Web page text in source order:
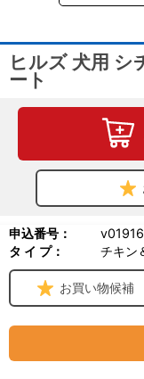
が、ヒルズ プリスク
収に優れた原材料と加
（14kg以下）のスト
た、このシチュー缶は
製品の特長：加水分解
アクティブバイオーム
オメガ-3脂肪酸含有、
ミネラルを調整
ペットにとってのメリ
康的な消化と便をサポ
腸内の善玉菌を増やし
長期給与で健康をサポ
原産国名：アメリカ合
ヒルズ 犬用 シ
ート
申込番号：
タ イ プ：
チキン
お買い物候補